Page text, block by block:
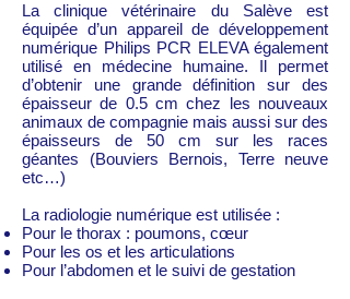
La clinique vétérinaire du Salève est
équipée d’un appareil de développement
numérique Philips PCR ELEVA également
utilisé en médecine humaine. Il permet
d’obtenir une grande définition sur des
épaisseur de 0.5 cm chez les nouveaux
animaux de compagnie mais aussi sur des
épaisseurs de 50 cm sur les races
géantes (Bouviers Bernois, Terre neuve
etc…)
La radiologie numérique est utilisée :
Pour le thorax : poumons, cœur
Pour les os et les articulations
Pour l’abdomen et le suivi de gestation